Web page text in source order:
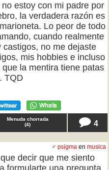
estoy con mi padre por
la verdadera razón es
Lo peor de todo
cuando realmente
no me dejaste
mis hobbies e incluso
la mentira tiene patas
TQD
Menuda chorrada
(4) 4
♂ psigma en musica
decir que me siento
formularte una pregunta